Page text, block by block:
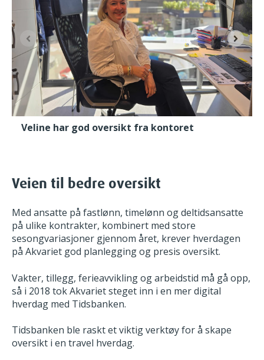
Veline har god oversikt fra kontoret
Veien til bedre oversikt
Med ansatte på fastlønn, timelønn og deltidsansatte
på ulike kontrakter, kombinert med store
sesongvariasjoner gjennom året, krever hverdagen
på Akvariet god planlegging og presis oversikt.
Vakter, tillegg, ferieavvikling og arbeidstid må gå opp,
så i 2018 tok Akvariet steget inn i en mer digital
hverdag med Tidsbanken.
Tidsbanken ble raskt et viktig verktøy for å skape
oversikt i en travel hverdag.